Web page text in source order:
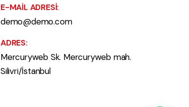
E-MAIL ADRESI:
demo@demo.com
ADRES:
Mercuryweb Sk. Mercuryweb mah.
Silivri/İstanbul